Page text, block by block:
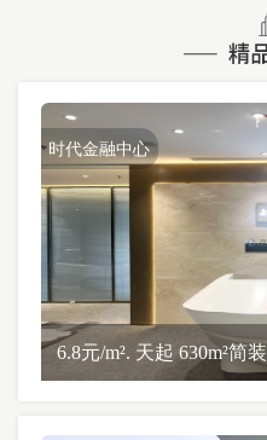
时代金融中心
6.8元/m². 天起 630m²简装